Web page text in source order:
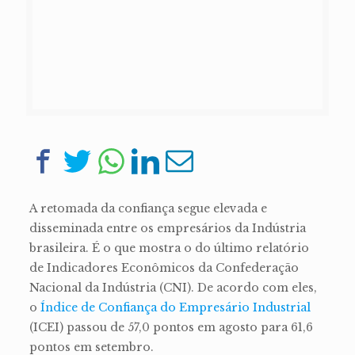
A retomada da confiança segue elevada e
disseminada entre os empresários da Indústria
brasileira. É o que mostra o do último relatório
de Indicadores Econômicos da Confederação
Nacional da Indústria (CNI). De acordo com eles,
o Índice de Confiança do Empresário Industrial
(ICEI) passou de 57,0 pontos em agosto para 61,6
pontos em setembro.